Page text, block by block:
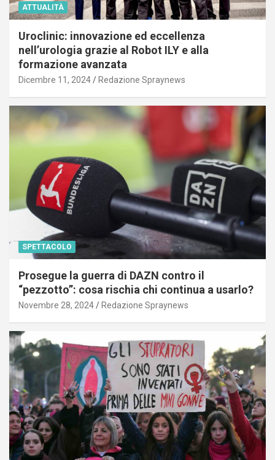
ATTUALITÀ
Uroclinic: innovazione ed eccellenza
nell’urologia grazie al Robot ILY e alla
formazione avanzata
Dicembre 11, 2024 Redazione Spraynews
SPETTACOLO
Prosegue la guerra di DAZN contro il
“pezzotto”: cosa rischia chi continua a usarlo?
Novembre 28, 2024 Redazione Spraynews